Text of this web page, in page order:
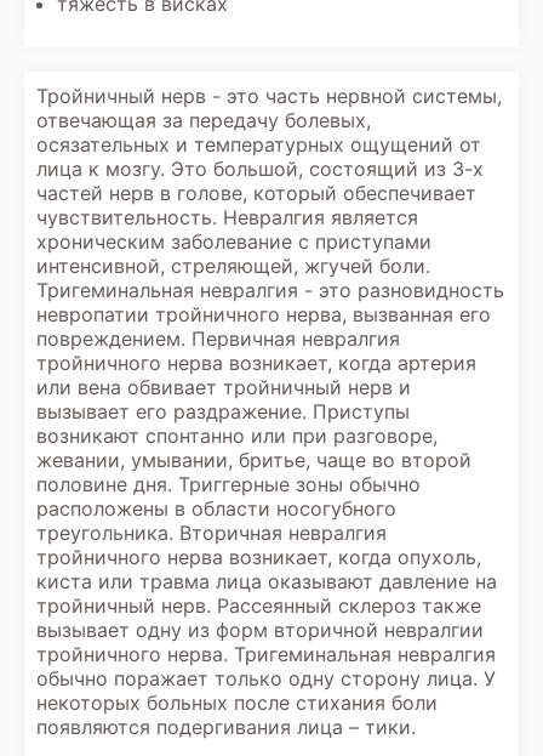
Тройничный нерв - это часть нервной системы,
отвечающая за передачу болевых,
осязательных и температурных ощущений от
лица к мозгу. Это большой, состоящий из 3-х
частей нерв в голове, который обеспечивает
чувствительность. Невралгия является
хроническим заболевание с приступами
интенсивной, стреляющей, жгучей боли.
Тригеминальная невралгия - это разновидность
невропатии тройничного нерва, вызванная его
повреждением. Первичная невралгия
тройничного нерва возникает, когда артерия
или вена обвивает тройничный нерв и
вызывает его раздражение. Приступы
возникают спонтанно или при разговоре,
жевании, умывании, бритье, чаще во второй
половине дня. Триггерные зоны обычно
расположены в области носогубного
треугольника. Вторичная невралгия
тройничного нерва возникает, когда опухоль,
киста или травма лица оказывают давление на
тройничный нерв. Рассеянный склероз также
вызывает одну из форм вторичной невралгии
тройничного нерва. Тригеминальная невралгия
обычно поражает только одну сторону лица. У
некоторых больных после стихания боли
появляются подергивания лица – тики.